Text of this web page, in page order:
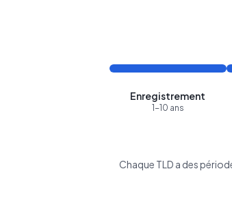
Enregistrement
1-10 ans
Chaque TLD a des